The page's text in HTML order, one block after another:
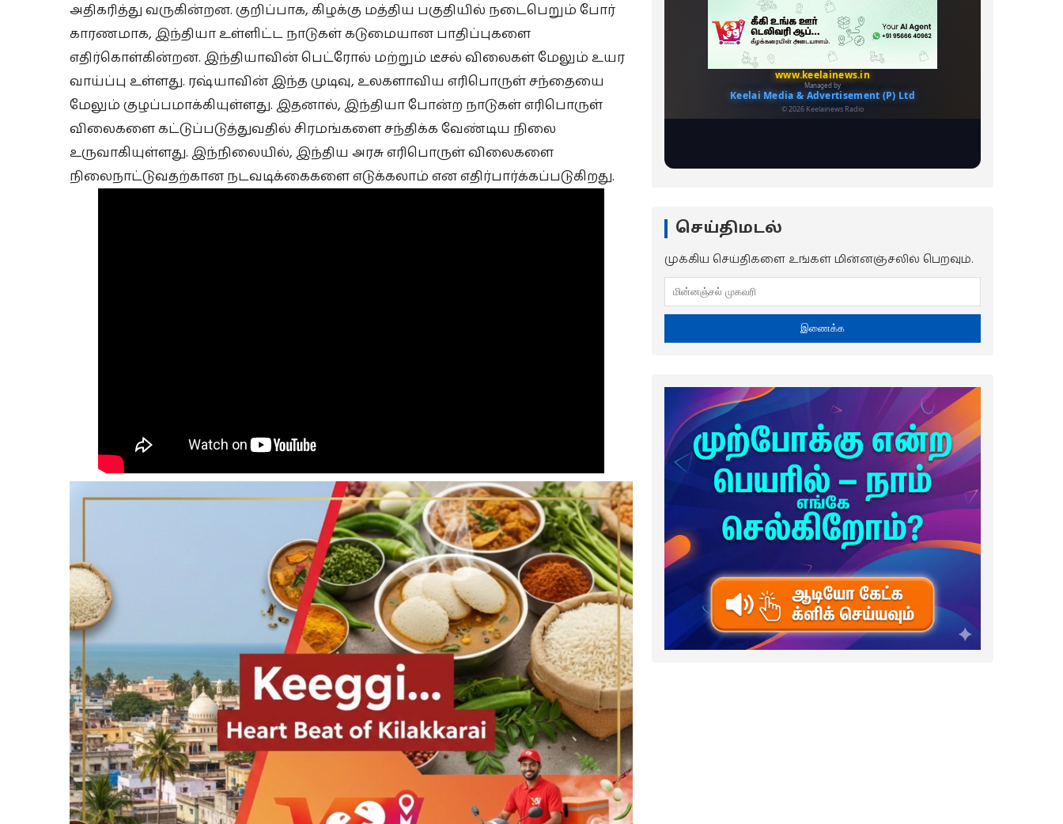
அதிகரித்து வருகின்றன. குறிப்பாக, கிழக்கு மத்திய பகுதியில் நடைபெறும் போர்
காரணமாக, இந்தியா உள்ளிட்ட நாடுகள் கடுமையான பாதிப்புகளை
எதிர்கொள்கின்றன. இந்தியாவின் பெட்ரோல் மற்றும் டீசல் விலைகள் மேலும் உயர
வாய்ப்பு உள்ளது. ரஷ்யாவின் இந்த முடிவு, உலகளாவிய எரிபொருள் சந்தையை
மேலும் குழப்பமாக்கியுள்ளது. இதனால், இந்தியா போன்ற நாடுகள் எரிபொருள்
விலைகளை கட்டுப்படுத்துவதில் சிரமங்களை சந்திக்க வேண்டிய நிலை
உருவாகியுள்ளது. இந்நிலையில், இந்திய அரசு எரிபொருள் விலைகளை
நிலைநாட்டுவதற்கான நடவடிக்கைகளை எடுக்கலாம் என எதிர்பார்க்கப்படுகிறது.
செய்திமடல்
முக்கிய செய்திகளை உங்கள் மின்னஞ்சலில் பெறவும்.
இணைக்க